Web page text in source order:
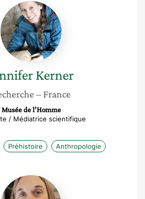
Jennifer
Kerner
Kerner
– France
Musée de l’Homme
/ Médiatrice scientifique
Préhistoire Anthropologie
Isabelle
Crevecoeur